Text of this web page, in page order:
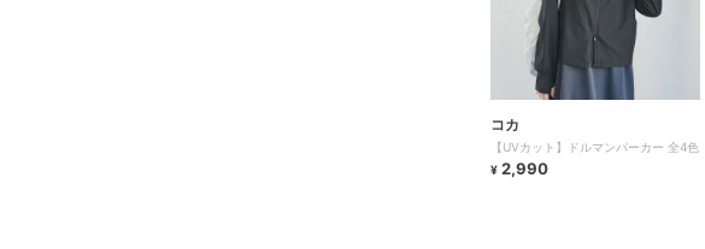
コカ
【UVカット】ドルマンパーカー 全4色
¥ 2,990